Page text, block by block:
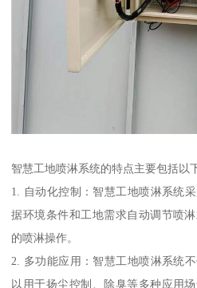
智慧工地喷淋系统的特点主要包括以
1. 自动化控制：智慧工地喷淋系统
据环境条件和工地需求自动调节喷
的喷淋操作。
2. 多功能应用：智慧工地喷淋系统
以用于扬尘控制、除臭等多种应用